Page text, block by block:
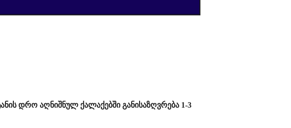
დრო აღნიშნულ ქალაქებში განისაზღვრება 1-3